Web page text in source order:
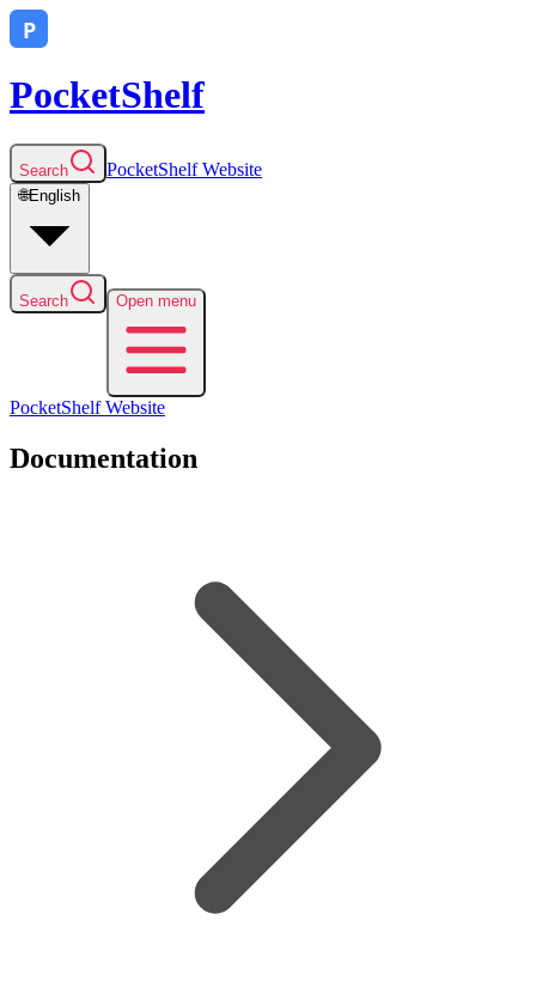
PocketShelf
Search PocketShelfWebsite
🌐English
Search Open menu
PocketShelfWebsite
Documentation